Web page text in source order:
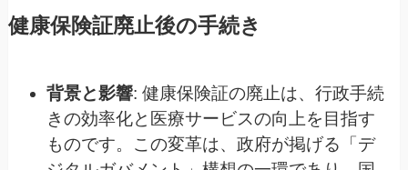
健康保険証廃止後の手続き
背景と影響: 健康保険証の廃止は、行政手続
きの効率化と医療サービスの向上を目指す
ものです。この変革は、政府が掲げる「デ